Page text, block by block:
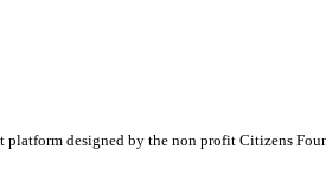
platform designed by the non profit Citizens